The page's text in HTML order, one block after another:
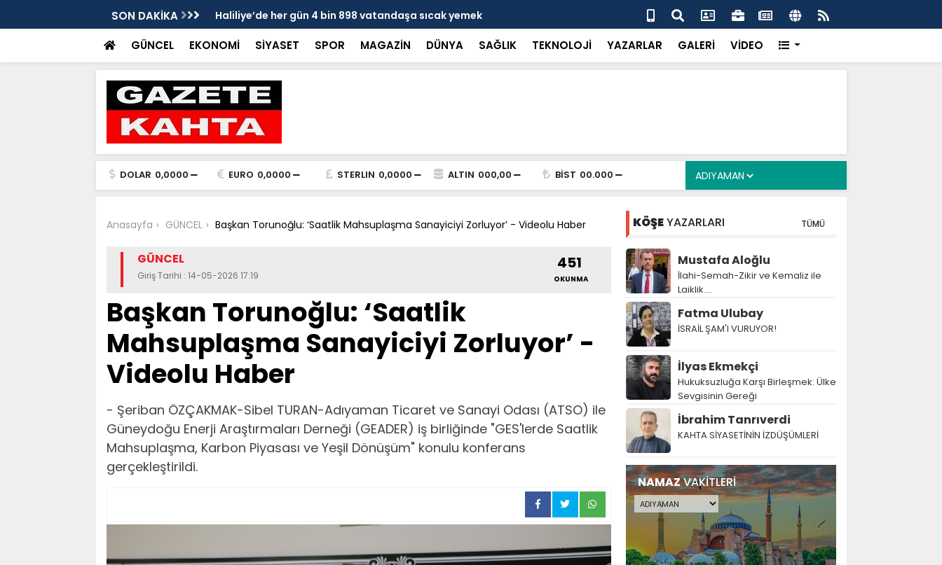
SON DAKİKA
Korunmayı Alışkanlık Haline Haliliye’de her gün 4 bin 898 vatandaşa sıcak yemek
Başkan Duru’dan Başkan Yardımcısı Ömer Bilen’e geçici
görevlendirme süreci ziyareti
GÜNCEL EKONOMİ SİYASET SPOR MAGAZİN DÜNYA SAĞLIK TEKNOLOJİ YAZARLAR GALERİ VİDEO
DOLAR 0,0000 EURO 0,0000 STERLIN 0,0000 ALTIN 000,00 BİST 00.000
Anasayfa GÜNCEL Başkan Torunoğlu: ‘Saatlik Mahsuplaşma Sanayiciyi Zorluyor’ - Videolu Haber
GÜNCEL
Giriş Tarihi : 14-05-2026 17:19
451
OKUNMA
Başkan Torunoğlu: ‘Saatlik
Mahsuplaşma Sanayiciyi Zorluyor’ -
Videolu Haber
- Şeriban ÖZÇAKMAK-Sibel TURAN-Adıyaman Ticaret ve Sanayi Odası (ATSO) ile
Güneydoğu Enerji Araştırmaları Derneği (GEADER) iş birliğinde "GES'lerde Saatlik
Mahsuplaşma, Karbon Piyasası ve Yeşil Dönüşüm" konulu konferans
gerçekleştirildi.
KÖŞEYAZARLARI TÜMÜ
Mustafa Aloğlu
İlahi-Semah-Zikir ve Kemaliz ile
Laiklik….
Fatma Ulubay
İSRAİL ŞAM'I VURUYOR!
İlyas Ekmekçi
Hukuksuzluğa Karşı Birleşmek: Ülke
Sevgisinin Gereği
İbrahim Tanrıverdi
KAHTA SİYASETİNİN İZDÜŞÜMLERİ
NAMAZVAKİTLERİ